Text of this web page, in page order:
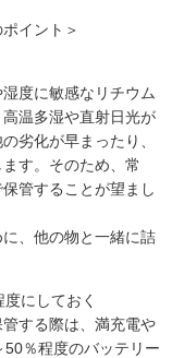
イント＞
度に敏感なリチウム
温多湿や直射日光が
劣化が早まったり、
す。そのため、常
管することが望まし
、他の物と一緒に詰
にしておく
する際は、満充電や
％程度のバッテリー